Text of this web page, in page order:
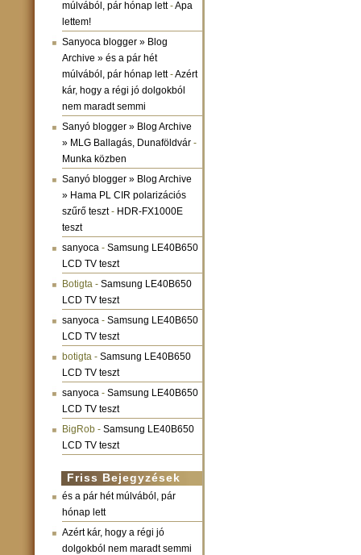
múlvából, pár hónap lett-Apa
lettem!
Sanyoca blogger » Blog
Archive » és a pár hét
múlvából, pár hónap lett-Azért
kár, hogy a régi jó dolgokból
nem maradt semmi
Sanyó blogger » Blog Archive
» MLG Ballagás, Dunaföldvár -
Munka közben
Sanyó blogger » Blog Archive
» Hama PL CIR polarizációs
szűrő teszt- HDR-FX1000E
teszt
sanyoca - Samsung LE40B650
LCD TV teszt
Botigta - Samsung LE40B650
LCD TV teszt
sanyoca - Samsung LE40B650
LCD TV teszt
botigta - Samsung LE40B650
LCD TV teszt
sanyoca - Samsung LE40B650
LCD TV teszt
BigRob - Samsung LE40B650
LCD TV teszt
Friss Bejegyzések
és a pár hét múlvából, pár
hónap lett
Azért kár, hogy a régi jó
dolgokból nem maradt semmi